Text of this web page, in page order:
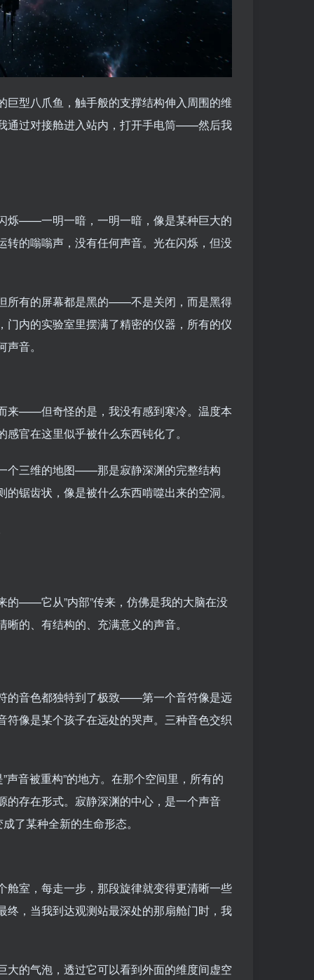
型八爪鱼，触手般的支撑结构伸入周围的维
通过对接舱进入站内，打开手电筒——然后我
烁——一明一暗，一明一暗，像是某种巨大的
的嗡嗡声，没有任何声音。光在闪烁，但没
所有的屏幕都是黑的——不是关闭，而是黑得
内的实验室里摆满了精密的仪器，所有的仪
音。
来——但奇怪的是，我没有感到寒冷。温度本
官在这里似乎被什么东西钝化了。
个三维的地图——那是寂静深渊的完整结构
锯齿状，像是被什么东西啃噬出来的空洞。
的——它从”内部”传来，仿佛是我的大脑在没
的、有结构的、充满意义的声音。
的音色都独特到了极致——第一个音符像是远
像是某个孩子在远处的哭声。三种音色交织
音被重构”的地方。在那个空间里，所有的
存在形式。寂静深渊的中心，是一个声音
了某种全新的生命形态。
室，每走一步，那段旋律就变得更清晰一些
，当我到达观测站最深处的那扇舱门时，我
的气泡，透过它可以看到外面的维度间虚空